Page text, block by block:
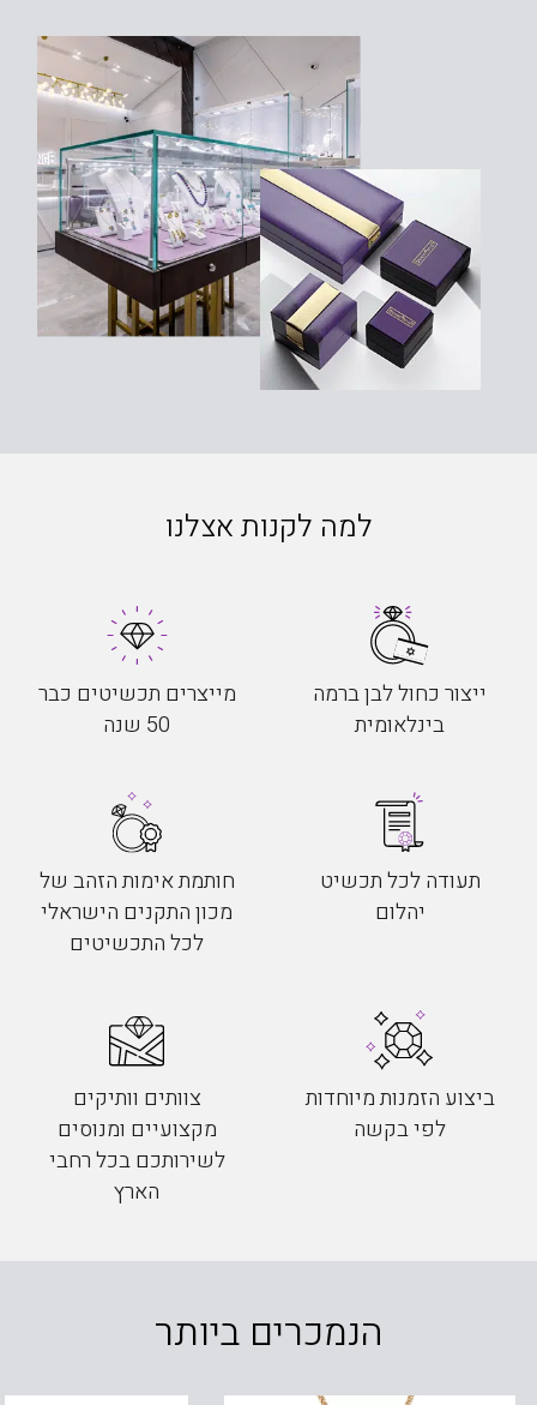
למה לקנות אצלנו
ייצור כחול לבן ברמה
בינלאומית
מייצרים תכשיטים כבר
50 שנה
תעודה לכל תכשיט
יהלום
חותמת אימות הזהב של
מכון התקנים הישראלי
לכל התכשיטים
ביצוע הזמנות מיוחדות
לפי בקשה
צוותים וותיקים
מקצועיים ומנוסים
לשירותכם בכל רחבי
הארץ
הנמכרים ביותר